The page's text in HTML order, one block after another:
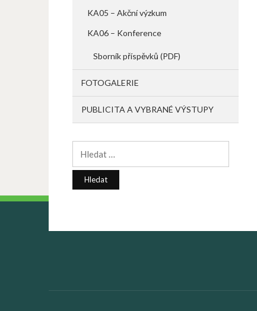
KA05 – Akční výzkum
KA06 – Konference
Sborník příspěvků (PDF)
FOTOGALERIE
PUBLICITA A VYBRANÉ VÝSTUPY